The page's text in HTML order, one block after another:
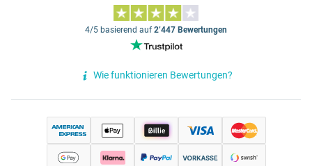
4/5 basierend auf2’447 Bewertungen
Wie funktionieren Bewertungen?